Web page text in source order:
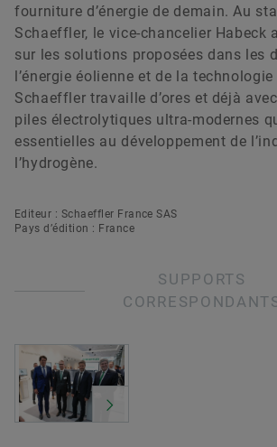
fourniture d’énergie de demain. Au
Schaeffler, le vice-chancelier Habeck
sur les solutions proposées dans les
l’énergie éolienne et de la technologie
Schaeffler travaille d’ores et déjà
piles électrolytiques ultra-modernes
essentielles au développement de
l’hydrogène.
Editeur : Schaeffler France SAS
Pays d’édition : France
SUPPORTS